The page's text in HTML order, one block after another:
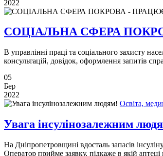
2022
СОЦІАЛЬНА СФЕРА
В управлінні праці та соціального захисту
консультацій, довідок, оформлення запитів
05
Бер
2022
Освіта,
Увага інсулінозалежним
На Дніпропетровщині вдосталь запасів
Оператор прийме заявку, підкаже в якій